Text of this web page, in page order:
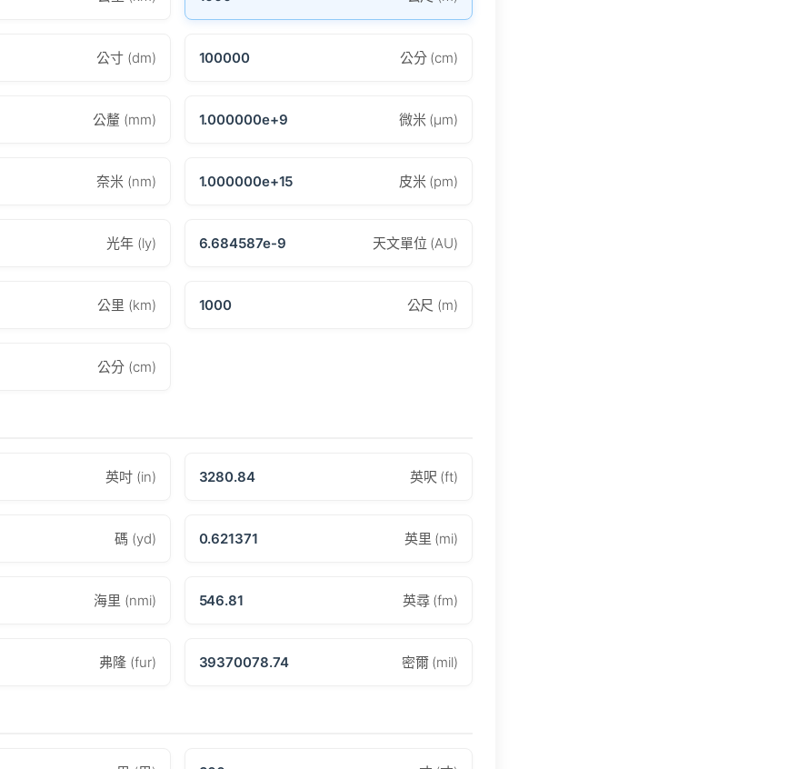
公寸 (dm) 100000 公分 (cm)
公釐 (mm) 1.000000e+9 微米 (μm)
奈米 (nm) 1.000000e+15 皮米 (pm)
光年 (ly) 6.684587e-9 天文單位 (AU)
公里 (km) 1000 公尺 (m)
公分 (cm)
英吋 (in) 3280.84 英呎 (ft)
碼 (yd) 0.621371 英里 (mi)
海里 (nmi) 546.81 英尋 (fm)
弗隆 (fur) 39370078.74 密爾 (mil)